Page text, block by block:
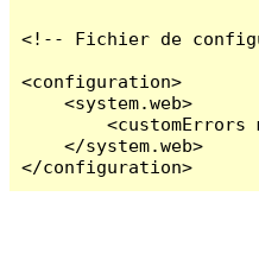
<!-- Fichier de
<configuration>
    <system.web>
<customErrors
    </system.web>
</configuration>